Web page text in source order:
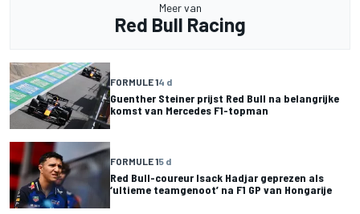
Meer van
Red Bull Racing
FORMULE 14 d
Guenther Steiner prijst Red Bull na belangrijke
komst van Mercedes F1-topman
FORMULE 15 d
Red Bull-coureur Isack Hadjar geprezen als
‘ultieme teamgenoot’ na F1 GP van Hongarije